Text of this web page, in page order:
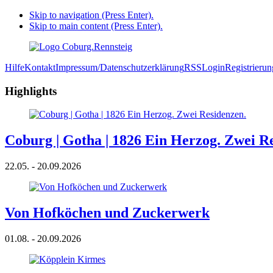
Skip to navigation (Press Enter).
Skip to main content (Press Enter).
HilfeKontaktImpressum/DatenschutzerklärungRSSLogin
Highlights
Coburg | Gotha | 1826 Ein Herzog. Zwei
22.05. - 20.09.2026
Von Hofköchen und Zuckerwerk
01.08. - 20.09.2026